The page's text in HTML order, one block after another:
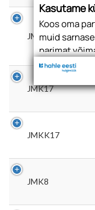
JMKA60
JMK17
JMKK17
JMK8
Kasutame
Koos oma
muid
parimat
asjakohast
Nõustudes
anda,